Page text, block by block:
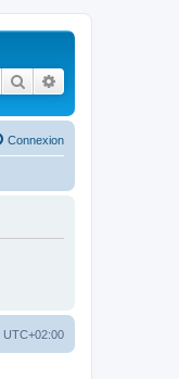
Rechercher
Connexion
UTC+02:00